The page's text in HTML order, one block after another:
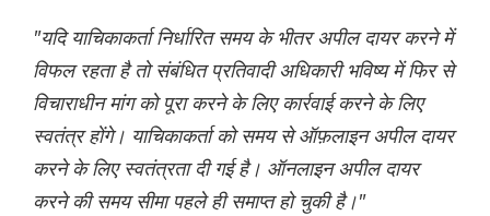
"यदि याचिकाकर्ता निर्धारित समय के भीतर अपील दायर करने में
विफल रहता है तो संबंधित प्रतिवादी अधिकारी भविष्य में फिर से
विचाराधीन मांग को पूरा करने के लिए कार्रवाई करने के लिए
स्वतंत्र होंगे। याचिकाकर्ता को समय से ऑफ़लाइन अपील दायर
करने के लिए स्वतंत्रता दी गई है। ऑनलाइन अपील दायर
करने की समय सीमा पहले ही समाप्त हो चुकी है।"